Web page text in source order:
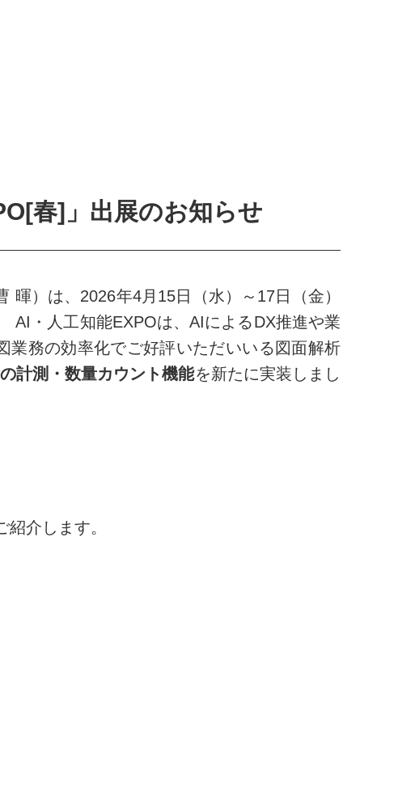
春]」出展のお知らせ
）は、2026年4月15日（水）～17日（金）
AI・人工知能EXPOは、AIによるDX推進や業
業務の効率化でご好評いただいいる図面解析
計測・数量カウント機能を新たに実装しまし
介します。